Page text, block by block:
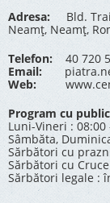
Adresa: Bld.
Neamț, Neamț,
Telefon:40 720
Email:
Web:
Program cu
Luni-Vineri : 08:00
Sâmbăta,
Sărbători cu
Sărbători cu
Sărbători legale :